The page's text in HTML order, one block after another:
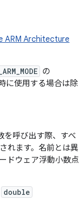
ARM Architecture
の
に使用する場合は除
を呼び出す際、すべ
れます。名前とは異
ドウェア浮動小数点
double